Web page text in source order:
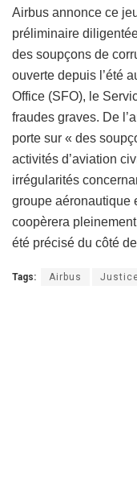
Airbus annonce ce
préliminaire
des soupçons de
ouverte depuis l’été
Office (SFO), le
fraudes graves. De
porte sur « des
activités d’aviation
irrégularités
groupe aéronautique
coopèrera
été précisé du côté
Tags: Airbus